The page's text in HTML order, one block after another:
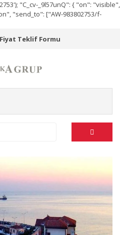
"C_cv-_9l57unQ": { "on": "visible",
"send_to": ["AW-983802753/f-
Teklif Formu